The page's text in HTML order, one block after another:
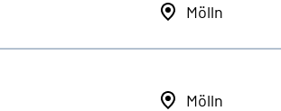
Mölln
Mölln